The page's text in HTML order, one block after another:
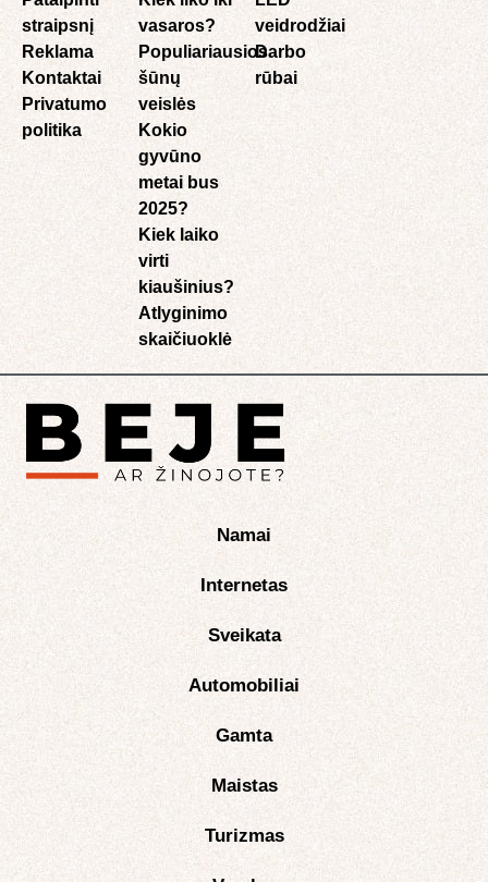
straipsnį
Reklama
Kontaktai
Privatumo
politika
vasaros?
Populiariausios
šūnų
veislės
Kokio
gyvūno
metai bus
2025?
Kiek laiko
virti
kiaušinius?
Atlyginimo
skaičiuoklė​
veidrodžiai
Darbo
rūbai
Namai
Internetas
Sveikata
Automobiliai
Gamta
Maistas
Turizmas